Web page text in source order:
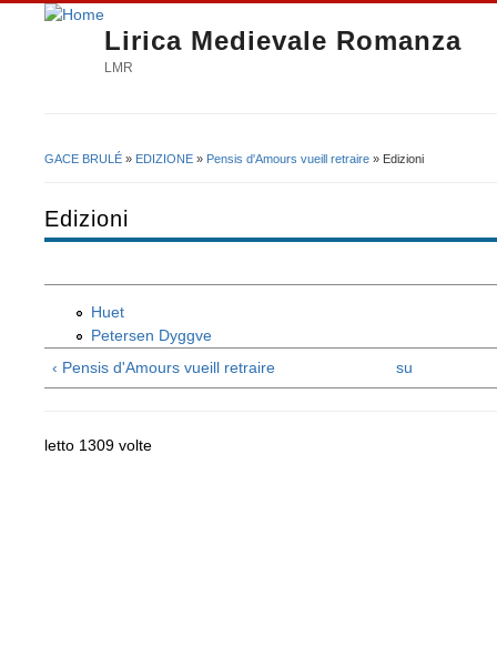
Lirica Medievale Romanza
LMR
GACE BRULÉ » EDIZIONE » Pensis d'Amours vueill retraire » Edizioni
Edizioni
Huet
Petersen Dyggve
‹ Pensis d'Amours vueill retraire
su
letto 1309 volte